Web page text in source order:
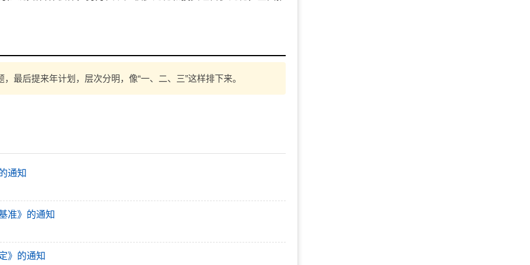
最后提来年计划，层次分明，像“一、二、三”这样排下来。
通知
准》的通知
》的通知